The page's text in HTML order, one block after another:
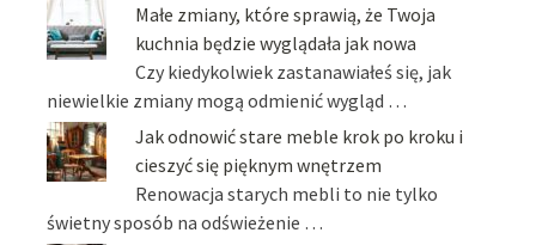
Małe zmiany, które sprawią, że Twoja
kuchnia będzie wyglądała jak nowa
Czy kiedykolwiek zastanawiałeś się, jak
niewielkie zmiany mogą odmienić wygląd …
Jak odnowić stare meble krok po kroku i
cieszyć się pięknym wnętrzem
Renowacja starych mebli to nie tylko
świetny sposób na odświeżenie …